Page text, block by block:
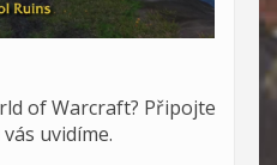
of Warcraft? Připojte
vás uvidíme.